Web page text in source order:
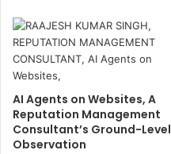
AI Agents on Websites, A
Reputation Management
Consultant’s Ground-Level
Observation